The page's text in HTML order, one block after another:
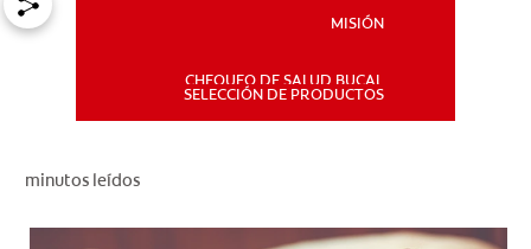
MISIÓN
CHEQUEO DE SALUD BUCAL
SELECCIÓN DE PRODUCTOS
minutos leídos